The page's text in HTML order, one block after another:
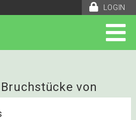
LOGIN
von